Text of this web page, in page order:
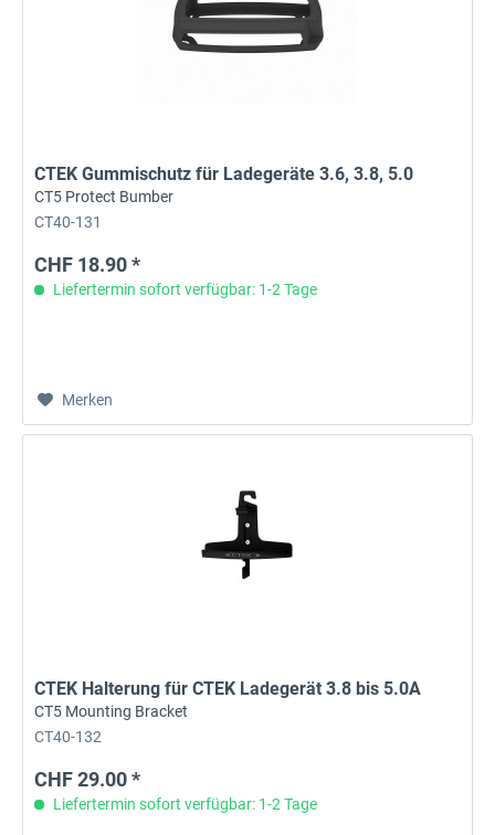
CTEK Gummischutz für Ladegeräte 3.6, 3.8, 5.0
CT5 Protect Bumber
CT40-131
CHF 18.90 *
Liefertermin sofort verfügbar: 1-2 Tage
Merken
CTEK Halterung für CTEK Ladegerät 3.8 bis 5.0A
CT5 Mounting Bracket
CT40-132
CHF 29.00 *
Liefertermin sofort verfügbar: 1-2 Tage